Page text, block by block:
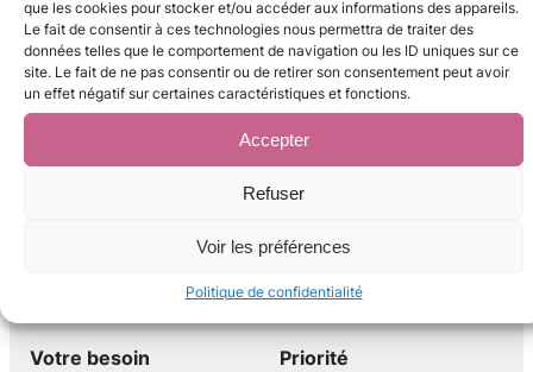
que les cookies pour stocker et/ou accéder aux informations des appareils.
Le fait de consentir à ces technologies nous permettra de traiter des
données telles que le comportement de navigation ou les ID uniques sur ce
site. Le fait de ne pas consentir ou de retirer son consentement peut avoir
un effet négatif sur certaines caractéristiques et fonctions.
Accepter
Refuser
Voir les préférences
Politique de confidentialité
Une question ? Un renseignement ?
Contactez nous
Votre besoin
n
Priorité